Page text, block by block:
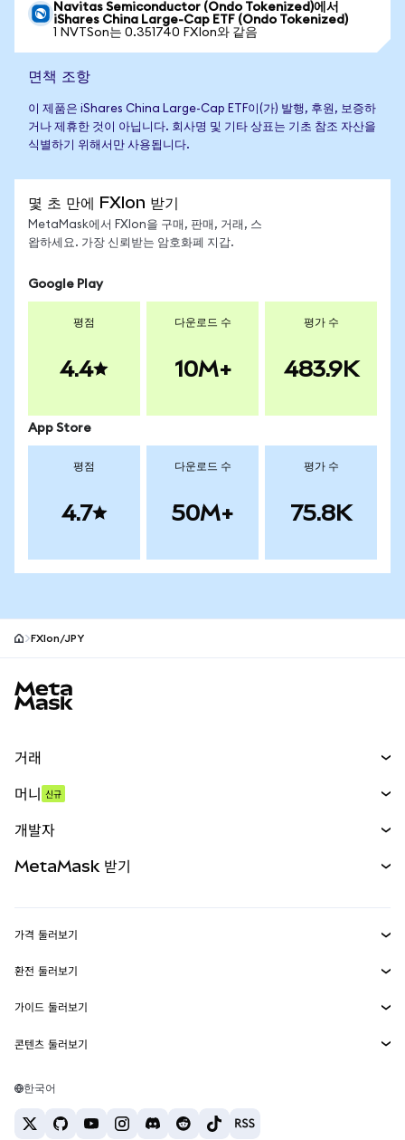
Navitas Semiconductor (Ondo Tokenized)에서
iShares China Large-Cap ETF (Ondo Tokenized)
1 NVTSon는 0.351740 FXIon와 같음
면책 조항
이 제품은 iShares China Large-Cap ETF이(가) 발행, 후원, 보증하
거나 제휴한 것이 아닙니다. 회사명 및 기타 상표는 기초 참조 자산을
식별하기 위해서만 사용됩니다.
몇 초 만에 FXIon 받기
MetaMask에서 FXIon을 구매, 판매, 거래, 스
왑하세요. 가장 신뢰받는 암호화폐 지갑.
Google Play
평점
4.4
다운로드 수
10M+
평가 수
483.9K
App Store
평점
4.7
다운로드 수
50M+
평가 수
75.8K
FXIon/JPY
거래
무기한 선물
실물자산
머니 신규
개발자
MetaMask Connect
Snaps
웹3 서비스
MetaMask 받기
보안
고객 지원
채용
가격 둘러보기
이더리움 가격
솔라나 가격
테더 가격
환전 둘러보기
ETH를 USD로 환전
USDT를 INR로 환전
BTC를 INR로 환전
ETH를 USDT로 환전
가이드 둘러보기
ETH 매수
USDT 매수
콘텐츠 둘러보기
솔라나 지갑
한국어